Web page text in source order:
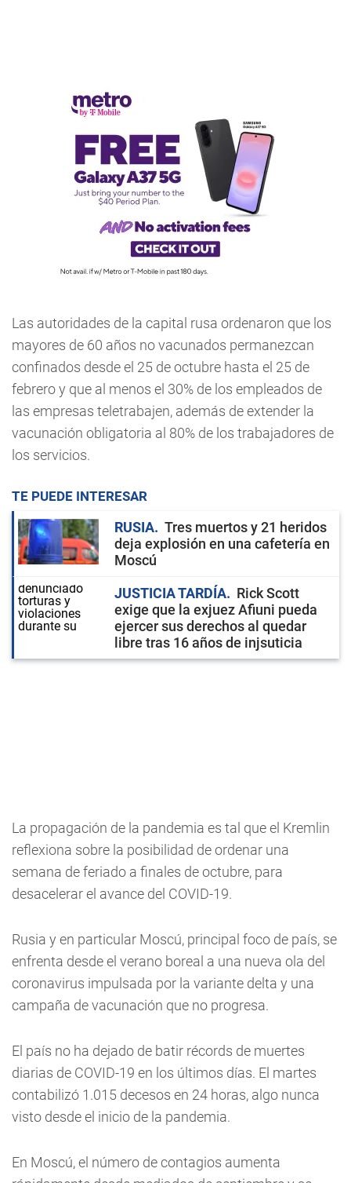
Las autoridades de la capital rusa ordenaron que los
mayores de 60 años no vacunados permanezcan
confinados desde el 25 de octubre hasta el 25 de
febrero y que al menos el 30% de los empleados de
las empresas teletrabajen, además de extender la
vacunación obligatoria al 80% de los trabajadores de
los servicios.
TE PUEDE INTERESAR
RUSIA
Tres muertos y 21 heridos
deja explosión en una cafetería en
Moscú
JUSTICIA TARDÍA
Rick Scott
exige que la exjuez Afiuni pueda
ejercer sus derechos al quedar
libre tras 16 años de injsuticia
La propagación de la pandemia es tal que el Kremlin
reflexiona sobre la posibilidad de ordenar una
semana de feriado a finales de octubre, para
desacelerar el avance del COVID-19.
Rusia y en particular Moscú, principal foco de país, se
enfrenta desde el verano boreal a una nueva ola del
coronavirus impulsada por la variante delta y una
campaña de vacunación que no progresa.
El país no ha dejado de batir récords de muertes
diarias de COVID-19 en los últimos días. El martes
contabilizó 1.015 decesos en 24 horas, algo nunca
visto desde el inicio de la pandemia.
En Moscú, el número de contagios aumenta